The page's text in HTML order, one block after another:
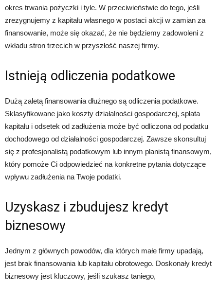
okres trwania pożyczki i tyle. W przeciwieństwie do tego, jeśli
zrezygnujemy z kapitału własnego w postaci akcji w zamian za
finansowanie, może się okazać, że nie będziemy zadowoleni z
wkładu stron trzecich w przyszłość naszej firmy.
Istnieją odliczenia podatkowe
Dużą zaletą finansowania dłużnego są odliczenia podatkowe.
Sklasyfikowane jako koszty działalności gospodarczej, spłata
kapitału i odsetek od zadłużenia może być odliczona od podatku
dochodowego od działalności gospodarczej. Zawsze skonsultuj
się z profesjonalistą podatkowym lub innym planistą finansowym,
który pomoże Ci odpowiedzieć na konkretne pytania dotyczące
wpływu zadłużenia na Twoje podatki.
Uzyskasz i zbudujesz kredyt
biznesowy
Jednym z głównych powodów, dla których małe firmy upadają,
jest brak finansowania lub kapitału obrotowego. Doskonały kredyt
biznesowy jest kluczowy, jeśli szukasz taniego,